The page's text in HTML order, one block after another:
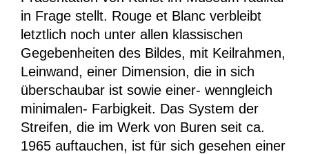
in Frage stellt. Rouge et Blanc verbleibt
letztlich noch unter allen klassischen
Gegebenheiten des Bildes, mit Keilrahmen,
Leinwand, einer Dimension, die in sich
überschaubar ist sowie einer- wenngleich
minimalen- Farbigkeit. Das System der
Streifen, die im Werk von Buren seit ca.
1965 auftauchen, ist für sich gesehen einer